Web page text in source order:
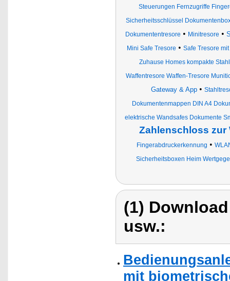
Steuerungen Fernzugriffe
Sicherheitsschlüssel
Dokumententresore • Minitresore •
Mini Safe Tresore • Safe Tresore
Zuhause Homes kompakte
Waffentresore Waffen-Tresore
Gateway & App•
Dokumentenmappen DIN A4
elektrische Wandsafes Dokumente
Zahlenschloss zur
Fingerabdruckerkennung •
Sicherheitsboxen Heim
(1)
usw.:
mit